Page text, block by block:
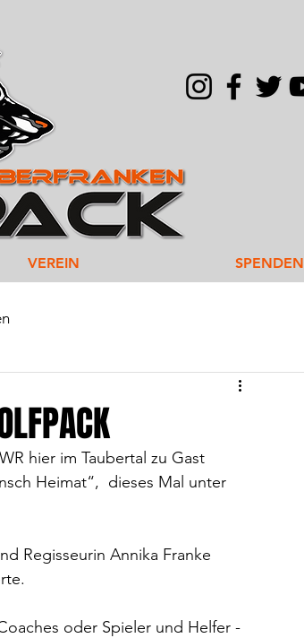
VEREIN SPENDEN
hier im Taubertal zu Gast
Heimat“,  dieses Mal unter
Regisseurin Annika Franke
oder Spieler und Helfer -